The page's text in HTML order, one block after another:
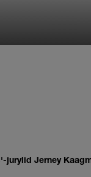
jurylid Jerney